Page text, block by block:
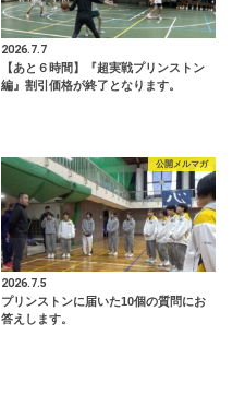
2026.7.7
【あと６時間】『超実戦プリンストン
編』割引価格が終了となります。
公開メルマガ
2026.7.5
プリンストンに届いた10個の質問にお
答えします。